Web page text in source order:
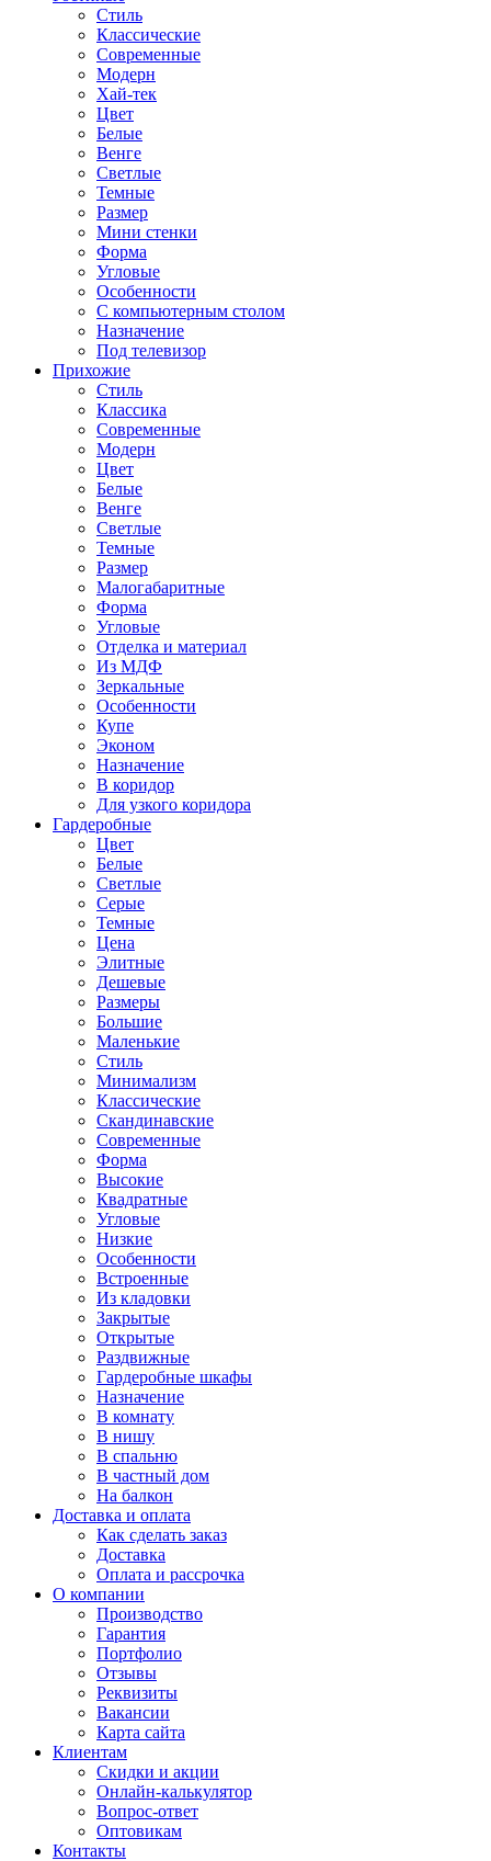
Стиль
Классические
Современные
Модерн
Хай-тек
Цвет
Белые
Венге
Светлые
Темные
Размер
Мини стенки
Форма
Угловые
Особенности
С компьютерным столом
Назначение
Под телевизор
Прихожие
Стиль
Классика
Современные
Модерн
Цвет
Белые
Венге
Светлые
Темные
Размер
Малогабаритные
Форма
Угловые
Отделка и материал
Из МДФ
Зеркальные
Особенности
Купе
Эконом
Назначение
В коридор
Для узкого коридора
Гардеробные
Цвет
Белые
Светлые
Серые
Темные
Цена
Элитные
Дешевые
Размеры
Большие
Маленькие
Стиль
Минимализм
Классические
Скандинавские
Современные
Форма
Высокие
Квадратные
Угловые
Низкие
Особенности
Встроенные
Из кладовки
Закрытые
Открытые
Раздвижные
Гардеробные шкафы
Назначение
В комнату
В нишу
В спальню
В частный дом
На балкон
Доставка и оплата
Как сделать заказ
Доставка
Оплата и рассрочка
О компании
Производство
Гарантия
Портфолио
Отзывы
Реквизиты
Вакансии
Карта сайта
Клиентам
Скидки и акции
Онлайн-калькулятор
Вопрос-ответ
Оптовикам
Контакты